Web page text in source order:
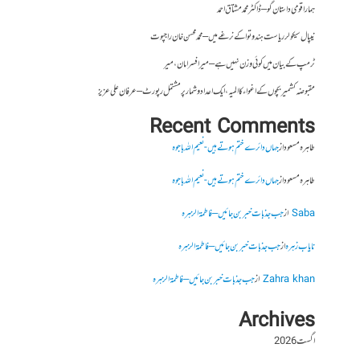
ہمارا قومی داستان گو – ڈاکٹر محمد مشتاق احمد
نیپال سیکولر ریاست ہندوتوا کے نرغے میں – محمد محسن خان راجپوت
ٹرمپ کے بیان میں کوئی وزن نہیں ہے – میر افسرامان،میر
مقبوضہ کشمیر بچوں کے اغواء کا المیہ، ایک اعداد و شمار پر مشتمل رپورٹ – عرفان علی عزیز
Recent Comments
طاہرہ مسعودازجہاں دائرے ختم ہوتے ہیں- نعیم اللہ باجوہ
طاہرہ مسعودازجہاں دائرے ختم ہوتے ہیں- نعیم اللہ باجوہ
Sabaازجب جذبات خبر بن جائیں – فاطمۃالزہرہ
نایاب زہرہازجب جذبات خبر بن جائیں – فاطمۃالزہرہ
Zahra khanازجب جذبات خبر بن جائیں – فاطمۃالزہرہ
Archives
اگست 2026